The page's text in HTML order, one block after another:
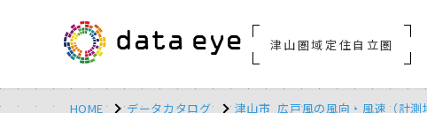
津山圏域定住自立圏
HOME データカタログ 津山市_広戸風の風向・風速（計